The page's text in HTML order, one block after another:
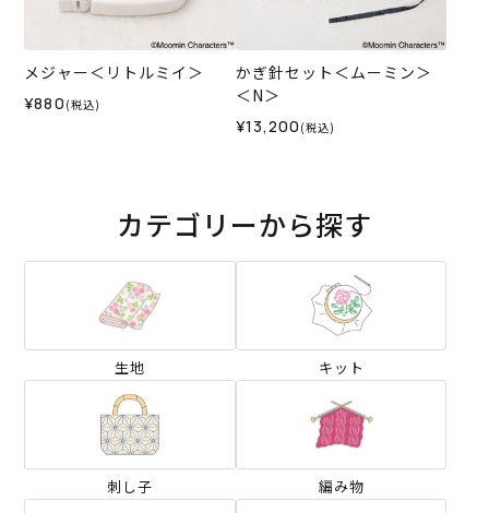
メジャー＜リトルミイ＞
¥880 (税込)
かぎ針セット＜ムーミン＞
＜N＞
¥13,200 (税込)
カテゴリーから探す
生地 キット
刺し子 編み物